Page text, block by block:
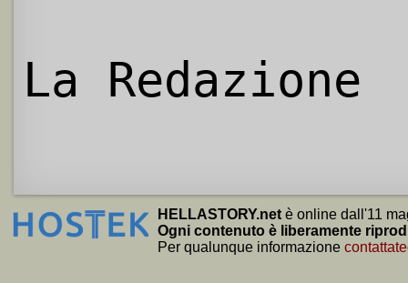
La Redazione
HELLASTORY.net è online dall'11
Ogni contenuto è liberamente
Per qualunque informazione